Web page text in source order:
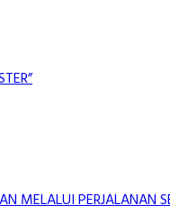
MELALUI PERJALANAN